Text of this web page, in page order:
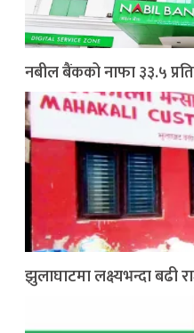
नबील बैंकको नाफा ३३.५
झुलाघाटमा लक्ष्यभन्दा बढी